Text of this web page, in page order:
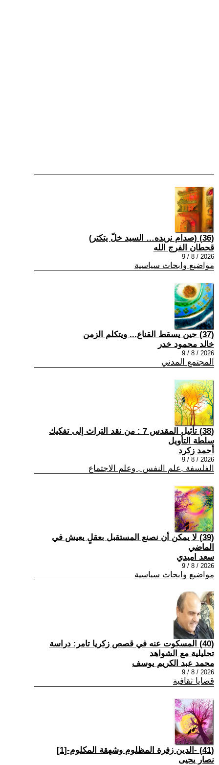
(36) (صدام نريده… السيد خلّ يتكتر)
قحطان الفرج الله
2026 / 8 / 9
مواضيع وابحاث سياسية
(37) حين يسقط القناع... ويتكلم الزمن
خالد محمود خدر
2026 / 8 / 9
المجتمع المدني
(38) تأثيل المقدس 7 : من نقد التراث إلى تفكيك
سلطة التأويل
أحمد زكرد
2026 / 8 / 9
الفلسفة ,علم النفس , وعلم الاجتماع
(39) لا يمكن أن نصنع المستقبل بعقلٍ يعيش في
الماضي
سعد اميدي
2026 / 8 / 9
مواضيع وابحاث سياسية
(40) المسكوت عنه في قصص زكريا تامر: دراسة
تحليلية مع الشواهد
محمد عبد الكريم يوسف
2026 / 8 / 9
قضايا ثقافية
(41) -الدين زفرة المظلوم وشهقة المكلوم-[1]
نصار يحيى